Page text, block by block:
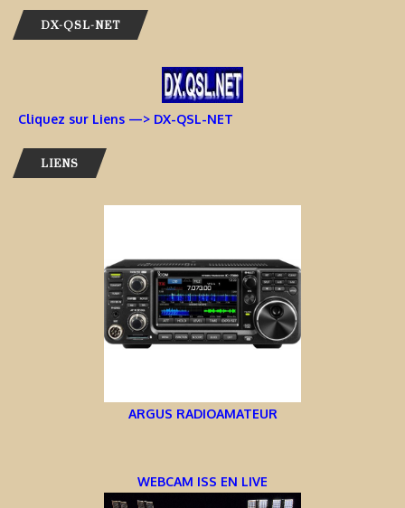
DX-QSL-NET
Cliquez sur Liens —> DX-QSL-NET
LIENS
ARGUS RADIOAMATEUR
WEBCAM ISS EN LIVE